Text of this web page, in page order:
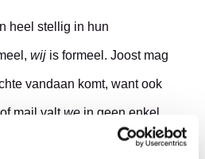
heel stellig in hun
wij is formeel. Joost mag
vandaan komt, want ook
mail valtwe in geen enkel
enige verschil is datwijwat